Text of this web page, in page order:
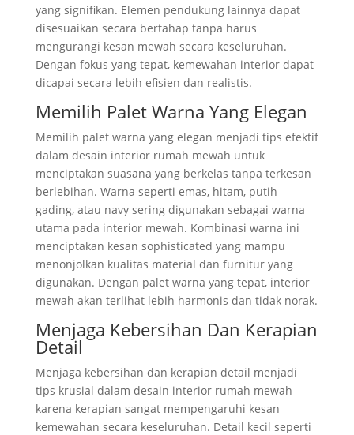
yang signifikan. Elemen pendukung lainnya dapat
disesuaikan secara bertahap tanpa harus
mengurangi kesan mewah secara keseluruhan.
Dengan fokus yang tepat, kemewahan interior dapat
dicapai secara lebih efisien dan realistis.
Memilih Palet Warna Yang Elegan
Memilih palet warna yang elegan menjadi tips efektif
dalam desain interior rumah mewah untuk
menciptakan suasana yang berkelas tanpa terkesan
berlebihan. Warna seperti emas, hitam, putih
gading, atau navy sering digunakan sebagai warna
utama pada interior mewah. Kombinasi warna ini
menciptakan kesan sophisticated yang mampu
menonjolkan kualitas material dan furnitur yang
digunakan. Dengan palet warna yang tepat, interior
mewah akan terlihat lebih harmonis dan tidak norak.
Menjaga Kebersihan Dan Kerapian
Detail
Menjaga kebersihan dan kerapian detail menjadi
tips krusial dalam desain interior rumah mewah
karena kerapian sangat mempengaruhi kesan
kemewahan secara keseluruhan. Detail kecil seperti